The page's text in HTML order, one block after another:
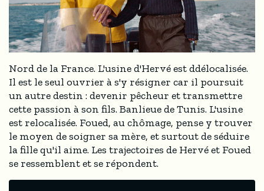
Nord de la France. L'usine d'Hervé est ddélocalisée.
Il est le seul ouvrier à s'y résigner car il poursuit
un autre destin : devenir pêcheur et transmettre
cette passion à son fils. Banlieue de Tunis. L'usine
est relocalisée. Foued, au chômage, pense y trouver
le moyen de soigner sa mère, et surtout de séduire
la fille qu'il aime. Les trajectoires de Hervé et Foued
se ressemblent et se répondent.